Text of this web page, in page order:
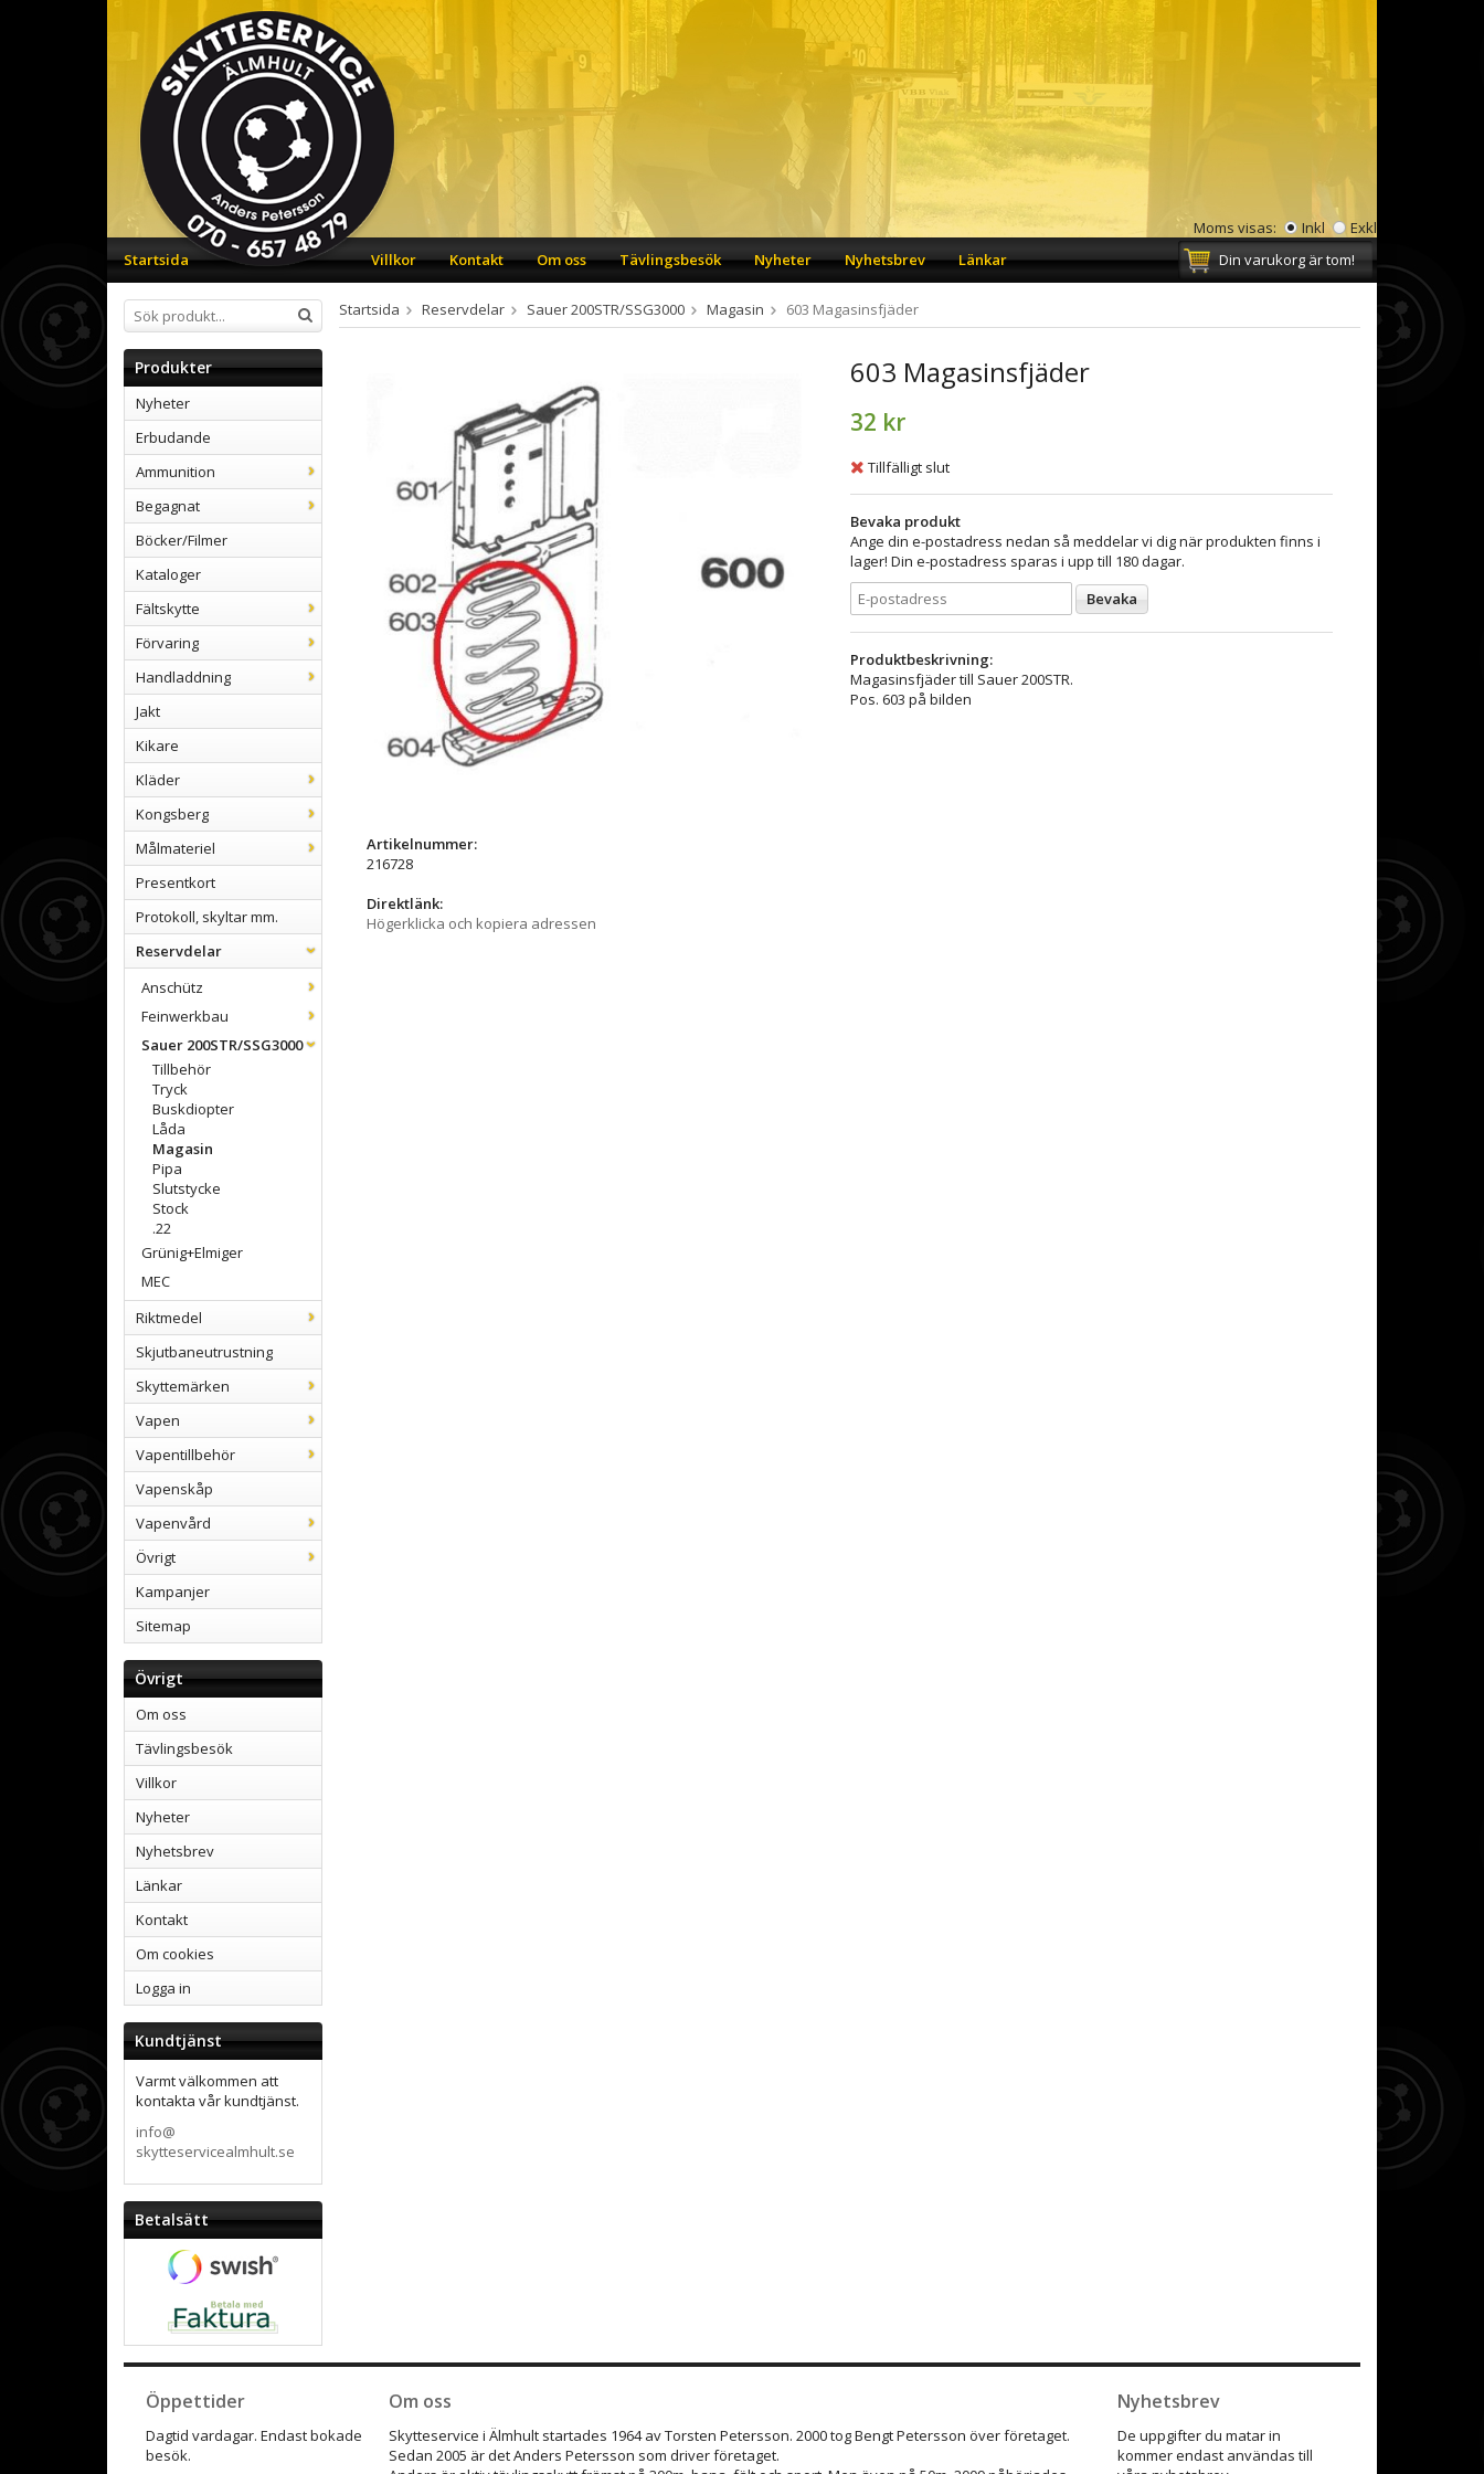
Moms visas: Inkl
Exkl
Startsida
Villkor Kontakt Om oss Tävlingsbesök Nyheter Nyhetsbrev Länkar Din varukorg är tom!
Produkter
Nyheter
Erbudande
Ammunition
Begagnat
Böcker/Filmer
Kataloger
Fältskytte
Förvaring
Handladdning
Jakt
Kikare
Kläder
Kongsberg
Målmateriel
Presentkort
Protokoll, skyltar mm.
Reservdelar
Anschütz
Feinwerkbau
Sauer 200STR/SSG3000
Tillbehör
Tryck
Buskdiopter
Låda
Magasin
Pipa
Slutstycke
Stock
.22
Grünig+Elmiger
MEC
Riktmedel
Skjutbaneutrustning
Skyttemärken
Vapen
Vapentillbehör
Vapenskåp
Vapenvård
Övrigt
Kampanjer
Sitemap
Övrigt
Om oss
Tävlingsbesök
Villkor
Nyheter
Nyhetsbrev
Länkar
Kontakt
Om cookies
Logga in
Kundtjänst
Varmt välkommen att
kontakta vår kundtjänst.
info@
skytteservicealmhult.se
Betalsätt
Startsida Reservdelar Sauer 200STR/SSG3000 Magasin 603 Magasinsfjäder
603 Magasinsfjäder
32 kr
Tillfälligt slut
Bevaka produkt
Ange din e-postadress nedan så meddelar vi dig när produkten finns i
lager! Din e-postadress sparas i upp till 180 dagar.
Bevaka
Produktbeskrivning:
Magasinsfjäder till Sauer 200STR.
Pos. 603 på bilden
Artikelnummer:
216728
Direktlänk:
Högerklicka och kopiera adressen
Öppettider
Dagtid vardagar. Endast bokade
besök.
Nyhetsbrev
De uppgifter du matar in
kommer endast användas till
Om oss
Skytteservice i Älmhult startades 1964 av Torsten Petersson. 2000 tog Bengt Petersson över företaget.
Sedan 2005 är det Anders Petersson som driver företaget.